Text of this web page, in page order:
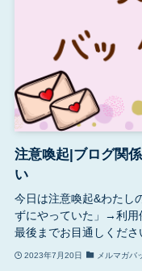
注意喚起|ブログ関
い
今日は注意喚起&わたし
ずにやっていた」→利用
最後までお目通しくださ
2023年7月20日 メルマガバ